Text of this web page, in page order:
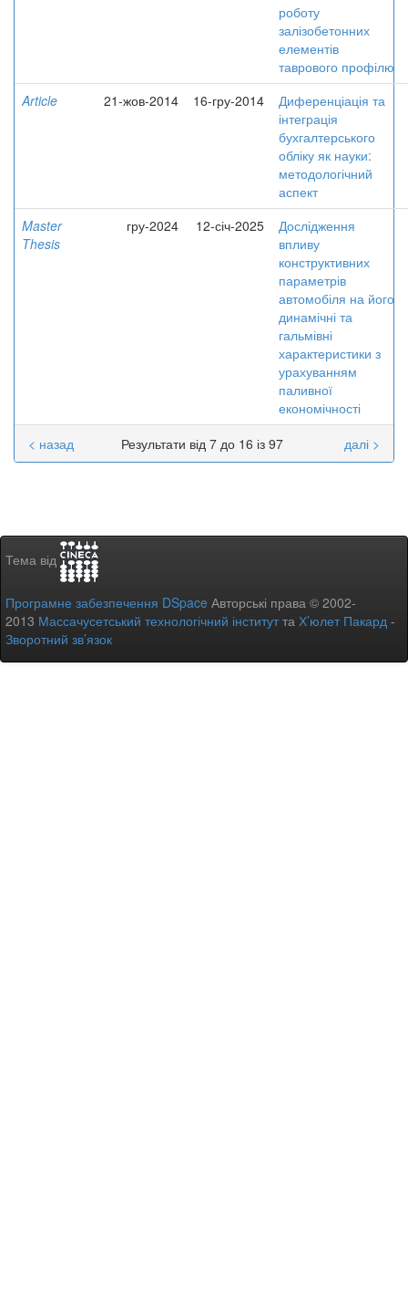
роботу
залізобетонних
елементів
таврового профілю
Article
21-жов-2014 16-гру-2014
Диференціація та
інтеграція
бухгалтерського
обліку як науки:
методологічний
аспект
Master
Thesis
гру-2024 12-січ-2025
Дослідження
впливу
конструктивних
параметрів
автомобіля на його
динамічні та
гальмівні
характеристики з
урахуванням
паливної
економічності
Результати від 7 до 16 із 97
< назад далі >
Тема від
Програмне забезпечення DSpace Авторські права © 2002-
2013 Массачусетський технологічний інститутта Х’юлет Пакард -
Зворотний зв’язок